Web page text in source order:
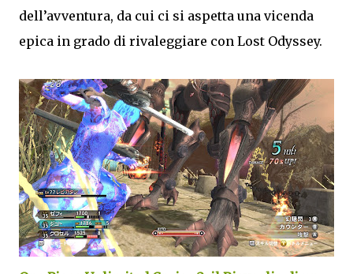
dell’avventura, da cui ci si aspetta una vicenda
epica in grado di rivaleggiare con Lost Odyssey.